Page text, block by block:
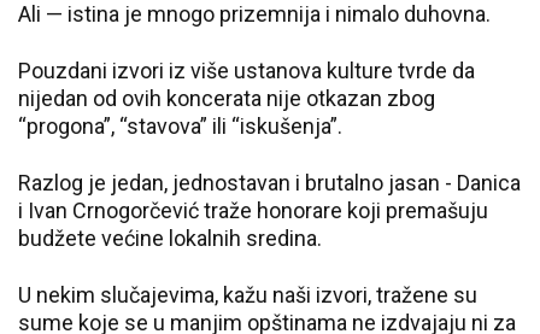
Ali — istina je mnogo prizemnija i nimalo duhovna.
Pouzdani izvori iz više ustanova kulture tvrde da
nijedan od ovih koncerata nije otkazan zbog
“progona”, “stavova” ili “iskušenja”.
Razlog je jedan, jednostavan i brutalno jasan - Danica
i Ivan Crnogorčević traže honorare koji premašuju
budžete većine lokalnih sredina.
U nekim slučajevima, kažu naši izvori, tražene su
sume koje se u manjim opštinama ne izdvajaju ni za